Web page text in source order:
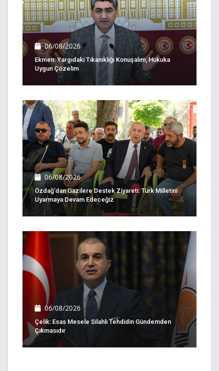
06/08/2026
Ekmen: Yargıdaki Tıkanıklığı Konuşalım, Hukuka
Uygun Çözelim
06/08/2026
Özdağ'dan Gazilere Destek Ziyareti: Türk Milletini
Uyarmaya Devam Edeceğiz
06/08/2026
Çelik: Esas Mesele Silahlı Tehdidin Gündemden
Çıkmasıdır